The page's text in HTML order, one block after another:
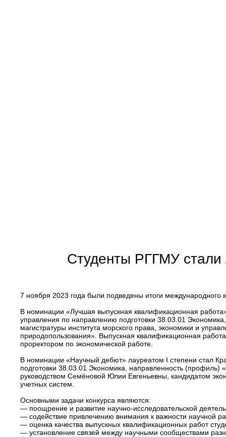
Студенты РГГМУ стали
7 ноября 2023 года были подведены итоги международного
В номинации «Лучшая выпускная квалификационная
управления по направлению подготовки 38.03.01
магистратуры института морского права, экономики и
природопользования». Выпускная квалификационная
проректором по экономической работе.
В номинации «Научный дебют» лауреатом I степени стал
подготовки 38.03.01 Экономика, направленность
руководством Семёновой Юлии Евгеньевны, кандидатом
учетных систем.
Основными задачи конкурса являются:
— поощрение и развитие научно-исследовательской
— содействие привлечению внимания к важности научной
— оценка качества выпускных квалификационных работ
— установление связей между научными сообществами